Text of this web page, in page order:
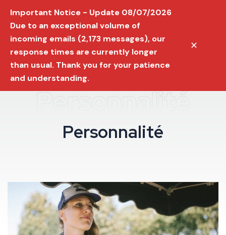
Personnalité
Personnalité
Important Notice - Update 08/07/2026
Due to an exceptional volume of
incoming emails (2,173 messages), our
response times are currently longer
than usual. Thank you for your patience
and understanding.
✕